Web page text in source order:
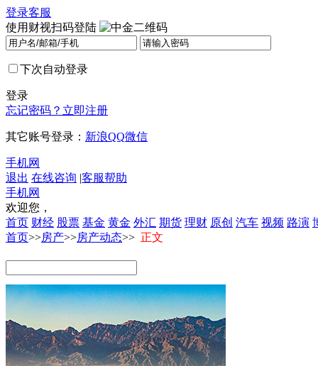
登录客服
使用财视扫码登陆
下次自动登录
登录
忘记密码？ 立即注册
其它账号登录： 新浪QQ微信
手机网
退出 在线咨询 |客服帮助
手机网
欢迎您，
首页 财经 股票 基金 黄金 外汇 期货 理财 原创 汽车 视频 路演
首页>>房产>>房产动态>> 正文